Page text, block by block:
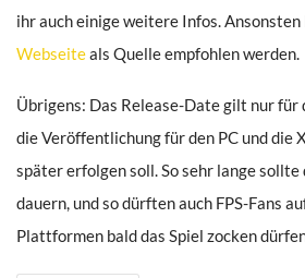
ihr auch einige weitere Infos. Ansonsten
Webseiteals Quelle empfohlen werden.
Übrigens: Das Release-Date gilt nur für
die Veröffentlichung für den PC und die
später erfolgen soll. So sehr lange
dauern, und so dürften auch FPS-Fans
Plattformen bald das Spiel zocken